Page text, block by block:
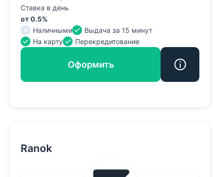
Ставка в день
от 0.5%
Наличными
Выдача за 15 минут
На карту
Перекредитование
Оформить
Ranok